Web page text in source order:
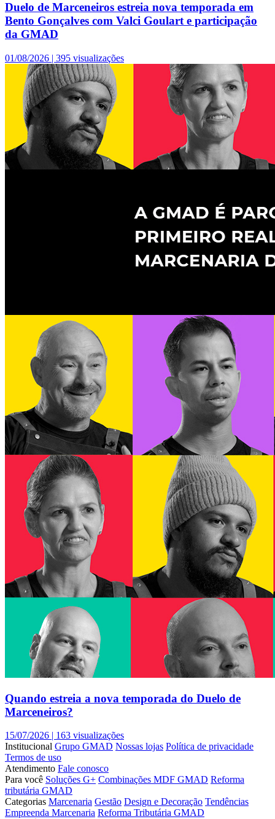
Duelo de Marceneiros estreia nova temporada em
Bento Gonçalves com Valci Goulart e participação
da GMAD
01/08/2026 | 395 visualizações
Quando estreia a nova temporada do Duelo de
Marceneiros?
15/07/2026 | 163 visualizações
Institucional Grupo GMAD Nossas lojas Política de privacidade
Termos de uso
Atendimento Fale conosco
Para você Soluções G+ Combinações MDF GMAD Reforma
tributária GMAD
Categorias Marcenaria Gestão Design e Decoração Tendências
Empreenda Marcenaria Reforma Tributária GMAD